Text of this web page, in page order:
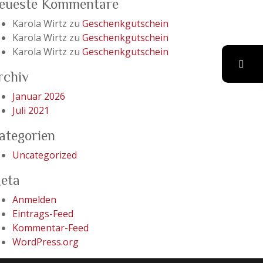
Kommentare
Karola Wirtz zu Geschenkgutschein
Karola Wirtz zu Geschenkgutschein
Karola Wirtz zu Geschenkgutschein
Januar 2026
Juli 2021
Uncategorized
Anmelden
Eintrags-Feed
Kommentar-Feed
WordPress.org